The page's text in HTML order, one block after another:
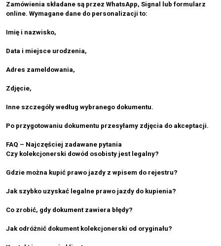
Zamówienia składane są przez WhatsApp, Signal lub formularz
online. Wymagane dane do personalizacji to:
Imię i nazwisko,
Data i miejsce urodzenia,
Adres zameldowania,
Zdjęcie,
Inne szczegóły według wybranego dokumentu.
Po przygotowaniu dokumentu przesyłamy zdjęcia do akceptacji.
FAQ – Najczęściej zadawane pytania
Czy kolekcjonerski dowód osobisty jest legalny?
Gdzie można kupić prawo jazdy z wpisem do rejestru?
Jak szybko uzyskać legalne prawo jazdy do kupienia?
Co zrobić, gdy dokument zawiera błędy?
Jak odróżnić dokument kolekcjonerski od oryginału?